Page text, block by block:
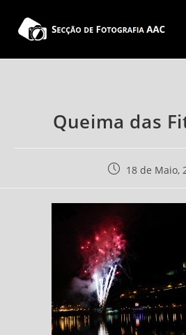
content
Queima das
Post 18 de Maio,